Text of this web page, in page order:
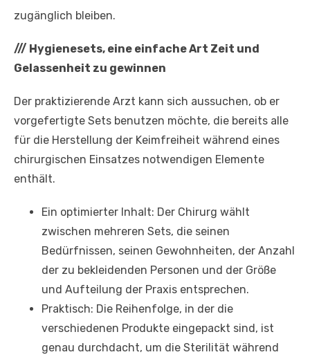
zugänglich bleiben.
/// Hygienesets, eine einfache Art Zeit und
Gelassenheit zu gewinnen
Der praktizierende Arzt kann sich aussuchen, ob er
vorgefertigte Sets benutzen möchte, die bereits alle
für die Herstellung der Keimfreiheit während eines
chirurgischen Einsatzes notwendigen Elemente
enthält.
Ein optimierter Inhalt: Der Chirurg wählt
zwischen mehreren Sets, die seinen
Bedürfnissen, seinen Gewohnheiten, der Anzahl
der zu bekleidenden Personen und der Größe
und Aufteilung der Praxis entsprechen.
Praktisch: Die Reihenfolge, in der die
verschiedenen Produkte eingepackt sind, ist
genau durchdacht, um die Sterilität während